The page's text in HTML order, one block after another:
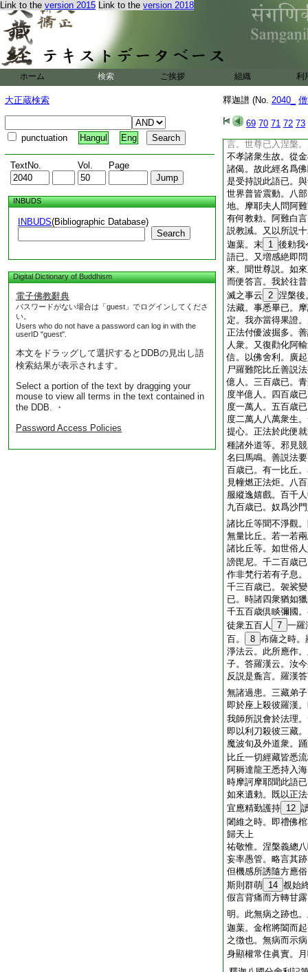
Link to the version 2015 Link to the version 2018
ホーム 検索 ご挨拶 組織 利
大正蔵検索
punctuation Hangul Eng
TextNo. Vol. Page
INBUDS
INBUDS(Bibliographic Database)
Search
Digital Dictionary of Buddhism
電子佛教辭典
パスワードがない場合は「guest」でログインしてくださ
い。
Users who do not have a password can log in with the
userID "guest".
本文をドラッグして選択するとDDBの見出し語
検索結果が表示されます。
Select a portion of the text by dragging your
mouse to view all terms in the text contained in
the DDB. ・
Password Access Policies
釋迦譜 (No. 2040_
69 70 71 72 73
投地。如
大山
著福度天人
痛哉。四衆悲感涙
流。爾時世尊以神
化佛。悉皆合掌向
言。遠屈來下此閻
29 時阿難見佛 30
忍即便白佛。後世
言。世尊已入涅槃
不孝諸衆生故。從
諸偈。故此經名爲
是受持説此語已。
世界普皆震動。八
地。摩耶夫人問阿
有何教勅。阿難白
説教誡。又以所説
迦葉。末 1 後勅我
語已。又増感絶即
來。聞世尊説。如
而便答言。我於往
滅之事云 2 涅槃後
法藏。事悉畢已。
定。我亦當得果證
正法付優波掘多。
人衆。又復勸化阿
信。以佛舍利。廣
尸羅難陀比丘善説
億人。三百歳已。
度半億人。四百歳
度一萬人。五百歳
度二萬人八萬衆生
提心。正法於此便
種諸外道等。邪見
名曰馬鳴。善説法
百歳已。有一比丘
見幢燃正法炬。八
服縱逸嬉戲。百千
九百歳已。奴爲沙
諸比丘等聞不淨觀
無量比丘。若一若
諸比丘等。如世俗
謗毘尼。千二百歳
作非梵行若有子息
千三百歳已。袈裟
已。時諸四衆猶如
千五百歳倶睒彌國
徒衆五百人
7 一羅
百。
8 布薩之時。
淨法云。此所應作
子。答羅漢云。汝
反説是麁言。羅漢
無諸過患。三藏弟
即於座上殺彼羅漢
我師所説會於法理
即以利刀殺彼三藏
魔波旬及外道衆。
比丘一切經藏皆悉
阿耨達龍王悉持入
時摩訶摩耶聞此語
如來遺勅。既以正
宜應精勤護持 12
闍維之時。即禮佛
歸天上
祐敬惟。涅槃義總
妄率愚管。略言其
但機感所誘隨方應
斯則群萌 14 覩始
假言背痛而方轉甘
明。此無病之跡也
迦葉。金棺將闔而
之徴也。無病而示
身顯權常住眞實。